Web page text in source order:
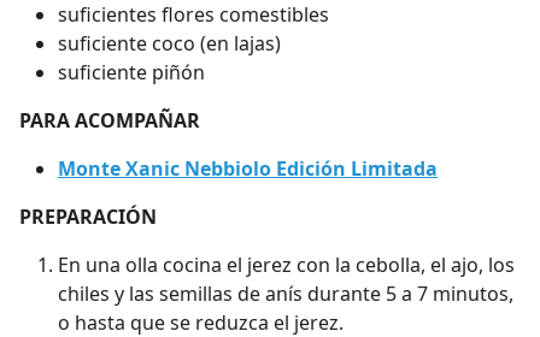
suficientes flores comestibles
suficiente coco (en lajas)
suficiente piñón
PARA ACOMPAÑAR
Monte Xanic Nebbiolo Edición Limitada
PREPARACIÓN
En una olla cocina el jerez con la cebolla, el ajo, los
chiles y las semillas de anís durante 5 a 7 minutos,
o hasta que se reduzca el jerez.